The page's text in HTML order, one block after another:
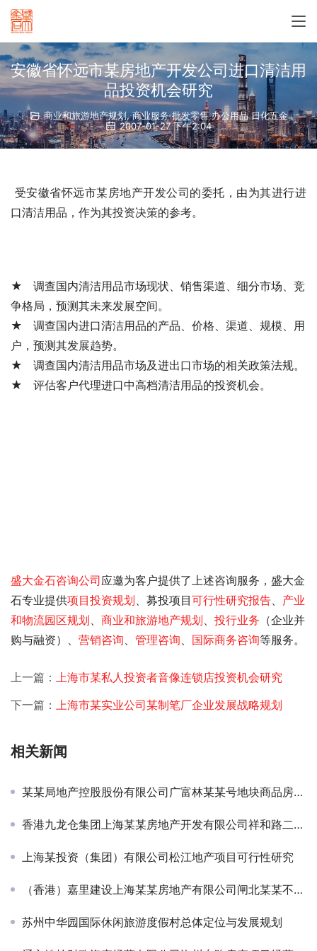
安徽省怀远市某房地产开发公司进口清洁用
品投资机会研究
商业和旅游地产规划,商业服务 批发零售 办公用品 日化五金
2007-01-27 下午2:04
受安徽省怀远市某房地产开发公司的委托，由为其进行进
口清洁用品 ，作为其投资决策的参考。
★ 调查国内清洁用品市场现状、销售渠道、细分市场、竞
争格局，预测其未来发展空间。
★ 调查国内进口清洁用品的产品、价格、渠道、规模、用
户，预测其发展趋势。
★ 调查国内清洁用品市场及进出口市场的相关政策法规。
★ 评估客户代理进口中高档清洁用品的投资机会。
盛大金石咨询公司应邀为客户提供了上述咨询服务，盛大金
石专业提供项目投资规划、募投项目可行性研究报告、 产业
和物流园区规划、 商业和旅游地产规划、 投行业务 （企业并
购与融资）、 营销咨询、 管理咨询、 国际商务咨询等服务。
上一篇： 上海市某私人投资者音像连锁店投资机会研究
下一篇： 上海市某实业公司某制笔厂企业发展战略规划
相关新闻
某某局地产控股股份有限公司广富林某某号地块商品房项目节能分析篇
香港九龙仓集团上海某某房地产开发有限公司祥和路二号地块节能评估报告
上海某投资（集团）有限公司松江地产项目可行性研究
（香港）嘉里建设上海某某房地产有限公司闸北某某不夜城三期节能评估
苏州中华园国际休闲旅游度假村总体定位与发展规划